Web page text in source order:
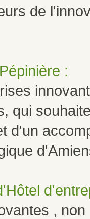
de
:
qui
d'un
,